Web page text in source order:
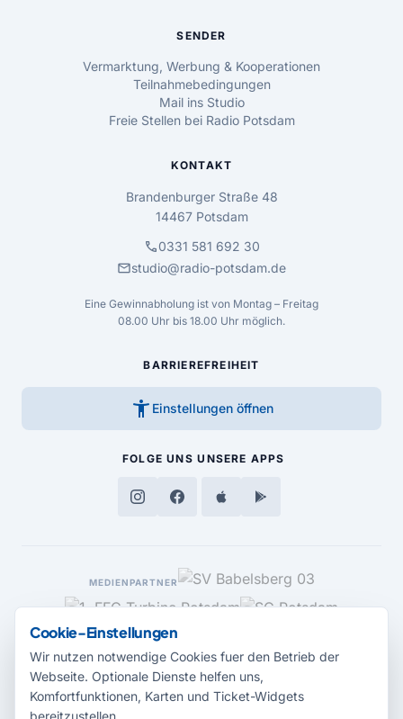
SENDER
Vermarktung, Werbung & Kooperationen
Teilnahmebedingungen
Mail ins Studio
Freie Stellen bei Radio Potsdam
KONTAKT
Brandenburger Straße 48
14467 Potsdam
call0331 581 692 30
mailstudio@radio-potsdam.de
Eine Gewinnabholung ist von Montag – Freitag
08.00 Uhr bis 18.00 Uhr möglich.
BARRIEREFREIHEIT
accessibility_new Einstellungen öffnen
FOLGE UNS UNSERE APPS
MEDIENPARTNER
Cookie-Einstellungen
Wir nutzen notwendige Cookies fuer den Betrieb der
Webseite. Optionale Dienste helfen uns,
Komfortfunktionen, Karten und Ticket-Widgets
bereitzustellen.